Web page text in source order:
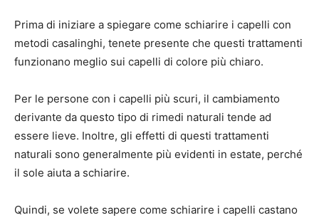
Prima di iniziare a spiegare come schiarire i capelli con
metodi casalinghi, tenete presente che questi trattamenti
funzionano meglio sui capelli di colore più chiaro.
Per le persone con i capelli più scuri, il cambiamento
derivante da questo tipo di rimedi naturali tende ad
essere lieve. Inoltre, gli effetti di questi trattamenti
naturali sono generalmente più evidenti in estate, perché
il sole aiuta a schiarire.
Quindi, se volete sapere come schiarire i capelli castano